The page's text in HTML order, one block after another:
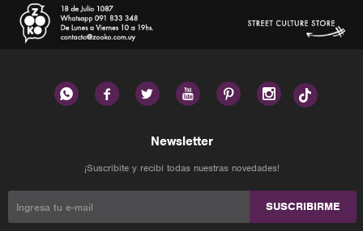
     
Newsletter
¡Suscribite y recibí todas nuestras novedades!
SUSCRIBIRME